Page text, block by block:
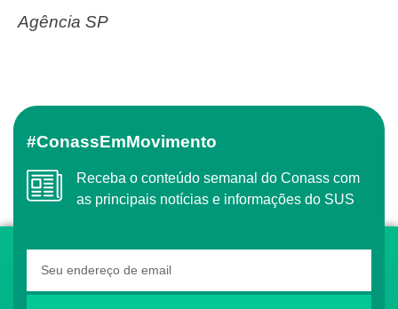
Agência SP
#ConassEmMovimento
Receba o conteúdo semanal do Conass com
as principais notícias e informações do SUS